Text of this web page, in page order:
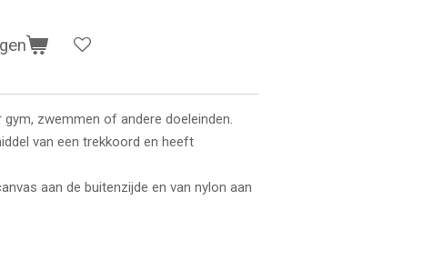
zwemmen of andere doeleinden.
van een trekkoord en heeft
aan de buitenzijde en van nylon aan